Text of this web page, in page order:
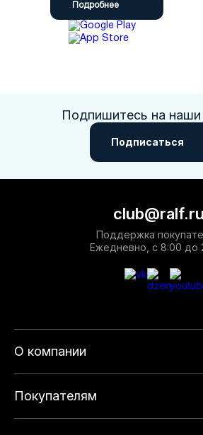
Подробнее
Подпишитесь на наши
Подписаться
О компании
Покупателям
club@ralf.ru
Поддержка
Ежедневно, с 8:00 до